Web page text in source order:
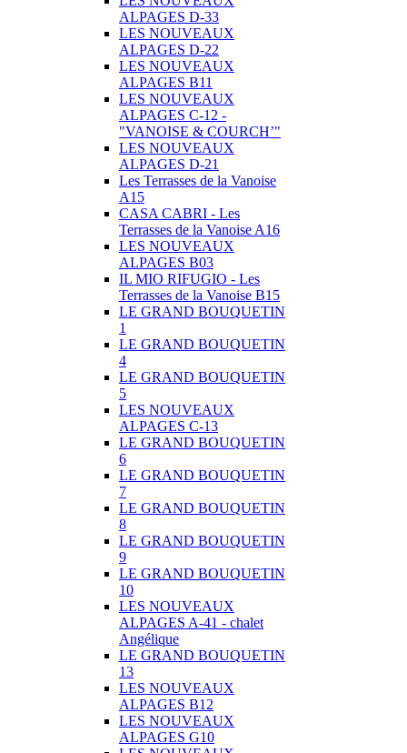
ALPAGES D-33
LES NOUVEAUX
ALPAGES D-22
LES NOUVEAUX
ALPAGES B11
LES NOUVEAUX
ALPAGES C-12 -
"VANOISE & COURCH’"
LES NOUVEAUX
ALPAGES D-21
Les Terrasses de la Vanoise
A15
CASA CABRI - Les
Terrasses de la Vanoise A16
LES NOUVEAUX
ALPAGES B03
IL MIO RIFUGIO - Les
Terrasses de la Vanoise B15
LE GRAND BOUQUETIN
1
LE GRAND BOUQUETIN
4
LE GRAND BOUQUETIN
5
LES NOUVEAUX
ALPAGES C-13
LE GRAND BOUQUETIN
6
LE GRAND BOUQUETIN
7
LE GRAND BOUQUETIN
8
LE GRAND BOUQUETIN
9
LE GRAND BOUQUETIN
10
LES NOUVEAUX
ALPAGES A-41 - chalet
Angélique
LE GRAND BOUQUETIN
13
LES NOUVEAUX
ALPAGES B12
LES NOUVEAUX
ALPAGES G10